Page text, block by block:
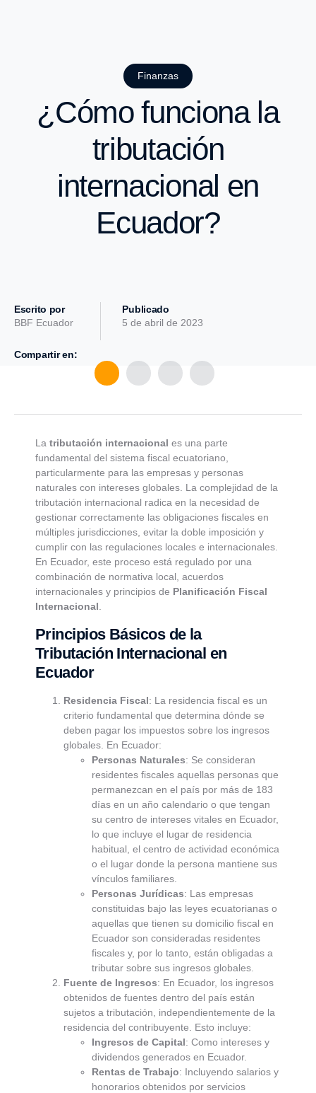
Finanzas
¿Cómo funciona la
tributación
internacional en
Ecuador?
Escrito por
BBF Ecuador
Publicado
5 de abril de 2023
Compartir en:
La tributación internacional es una parte
fundamental del sistema fiscal ecuatoriano,
particularmente para las empresas y personas
naturales con intereses globales. La complejidad de la
tributación internacional radica en la necesidad de
gestionar correctamente las obligaciones fiscales en
múltiples jurisdicciones, evitar la doble imposición y
cumplir con las regulaciones locales e internacionales.
En Ecuador, este proceso está regulado por una
combinación de normativa local, acuerdos
internacionales y principios de Planificación Fiscal
Internacional.
Principios Básicos de la
Tributación Internacional en
Ecuador
Residencia Fiscal: La residencia fiscal es un
criterio fundamental que determina dónde se
deben pagar los impuestos sobre los ingresos
globales. En Ecuador:
Personas Naturales: Se consideran
residentes fiscales aquellas personas que
permanezcan en el país por más de 183
días en un año calendario o que tengan
su centro de intereses vitales en Ecuador,
lo que incluye el lugar de residencia
habitual, el centro de actividad económica
o el lugar donde la persona mantiene sus
vínculos familiares.
Personas Jurídicas: Las empresas
constituidas bajo las leyes ecuatorianas o
aquellas que tienen su domicilio fiscal en
Ecuador son consideradas residentes
fiscales y, por lo tanto, están obligadas a
tributar sobre sus ingresos globales.
Fuente de Ingresos: En Ecuador, los ingresos
obtenidos de fuentes dentro del país están
sujetos a tributación, independientemente de la
residencia del contribuyente. Esto incluye:
Ingresos de Capital: Como intereses y
dividendos generados en Ecuador.
Rentas de Trabajo: Incluyendo salarios y
honorarios obtenidos por servicios